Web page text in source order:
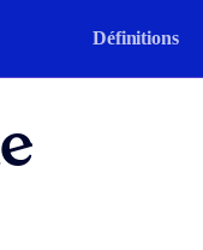
Définitions